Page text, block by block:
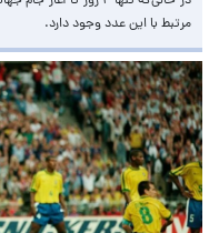
مرتبط با این عدد وجود دارد.